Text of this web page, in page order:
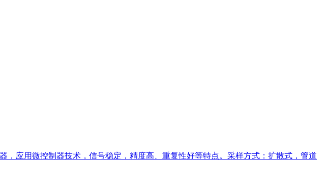
应用微控制器技术，信号稳定，精度高、重复性好等特点。采样方式：扩散式，管道